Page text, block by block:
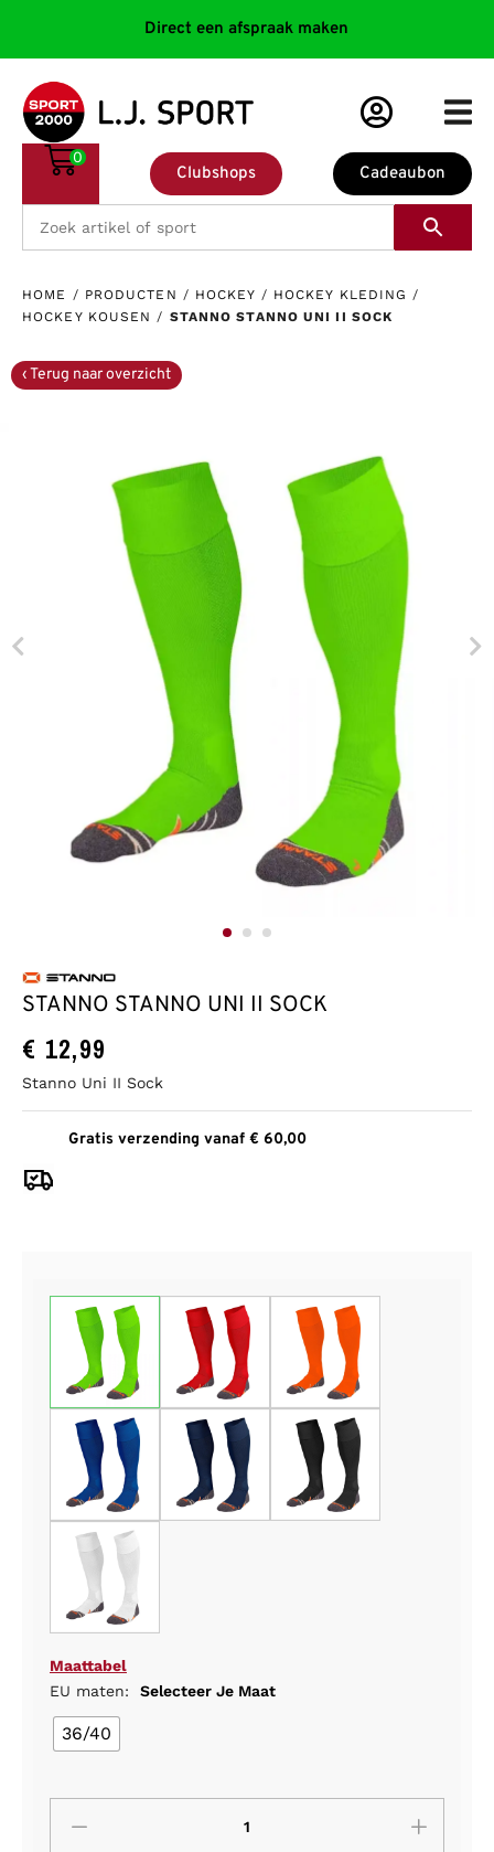
Direct een afspraak maken
Cadeaubon
Clubshops
0
HOME / PRODUCTEN / HOCKEY / HOCKEY KLEDING /
HOCKEY KOUSEN / STANNO STANNO UNI II SOCK
STANNO STANNO UNI II SOCK
€ 12,99
Stanno Uni II Sock
Gratis verzending vanaf € 60,00
Maattabel
EU maten:
Selecteer Je Maat
36/40